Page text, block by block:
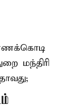
மந்திரி